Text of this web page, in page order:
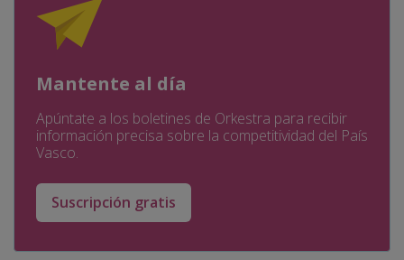
Mantente al día
Apúntate a los boletines de Orkestra para recibir
información precisa sobre la competitividad del País
Vasco.
Suscripción gratis